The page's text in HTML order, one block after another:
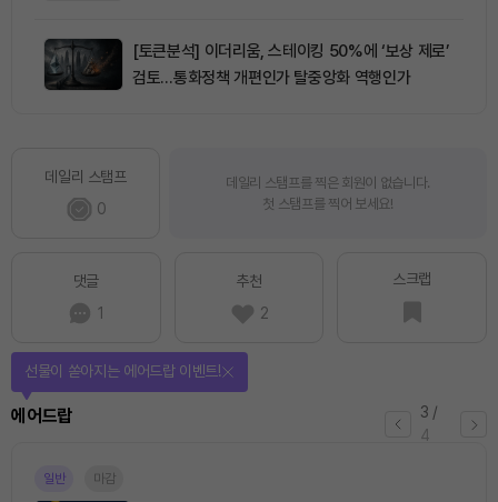
[토큰분석] 이더리움, 스테이킹 50%에 ‘보상 제로’
검토…통화정책 개편인가 탈중앙화 역행인가
데일리 스탬프
0
데일리 스탬프를 찍은 회원이 없습니다.
첫 스탬프를 찍어 보세요!
댓글
1
추천
2
스크랩
3 /
4
에어드랍
선물이 쏟아지는 에어드랍 이벤트!
일반 마감